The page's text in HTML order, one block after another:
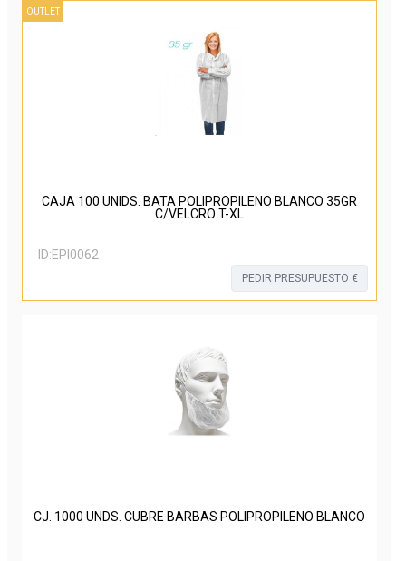
OUTLET
CAJA 100 UNIDS. BATA POLIPROPILENO BLANCO 35GR
C/VELCRO T-XL
ID:EPI0062
PEDIR PRESUPUESTO €
CJ. 1000 UNDS. CUBRE BARBAS POLIPROPILENO BLANCO